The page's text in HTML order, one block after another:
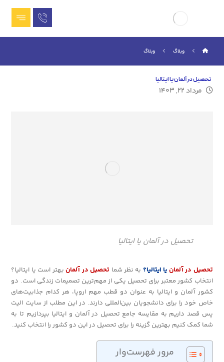
وبلاگ وبلاگ
تحصیل در آلمان یا ایتالیا
مرداد ۲۲, ۱۴۰۳
تحصیل در آلمان یا ایتالیا
تحصیل در آلمان یا ایتالیا؟ به نظر شما تحصیل در آلمانبهتر است یا ایتالیا؟
انتخاب کشور معتبر برای تحصیل یکی از مهم‌ترین تصمیمات زندگی است. دو
کشور آلمان و ایتالیا به عنوان دو قطب مهم اروپا، هر کدام جذابیت‌های
خاص خود را برای دانشجویان بین‌المللی دارند. در این مطلب از سایت الیت
پس قصد داریم به مقایسه جامع تحصیل در آلمان و ایتالیا بپردازیم تا به
شما کمک کنیم بهترین گزینه را برای تحصیل در این دو کشور را انتخاب کنید.
مرور فهرست‌وار